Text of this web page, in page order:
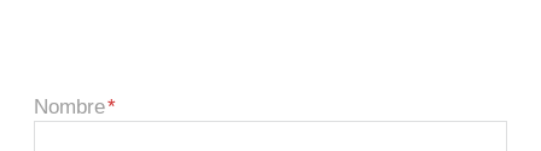
Nombre